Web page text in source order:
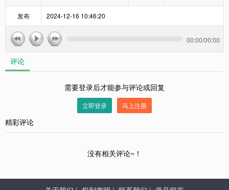
发布 2024-12-16 10:46:20
00:00/00:00
评论
需要登录后才能参与评论或回复
立即登录 马上注册
精彩评论
没有相关评论~！